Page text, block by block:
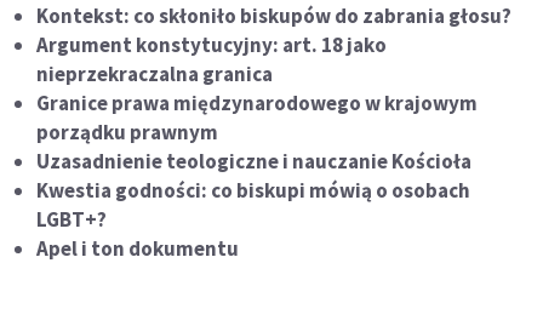
Kontekst: co skłoniło biskupów do zabrania głosu?
Argument konstytucyjny: art. 18 jako
nieprzekraczalna granica
Granice prawa międzynarodowego w krajowym
porządku prawnym
Uzasadnienie teologiczne i nauczanie Kościoła
Kwestia godności: co biskupi mówią o osobach
LGBT+?
Apel i ton dokumentu